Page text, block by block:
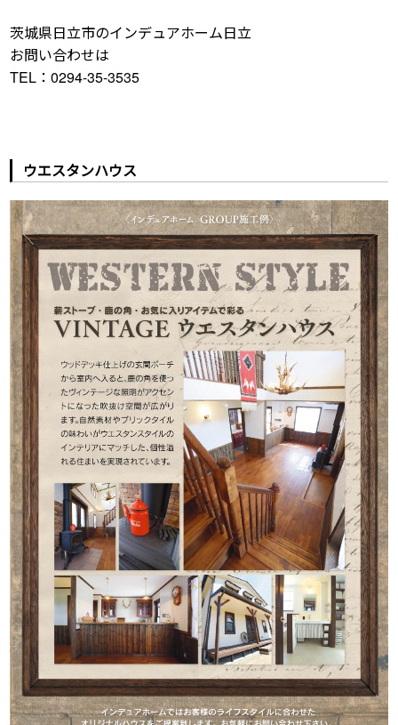
茨城県日立市のインデュアホーム日立
お問い合わせは
TEL：0294-35-3535
ウエスタンハウス